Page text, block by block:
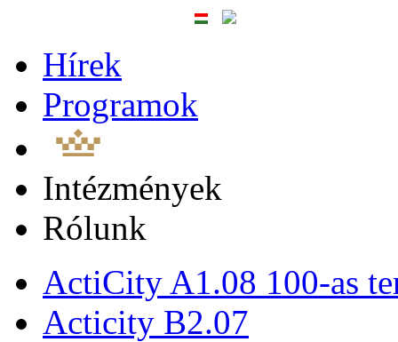
Hírek
Programok
Intézmények
Rólunk
ActiCity A1.08 100-as
Acticity B2.07